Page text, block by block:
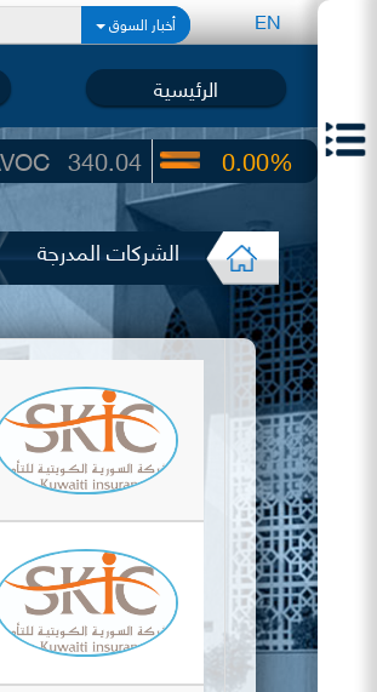
EN أخبار السوق
الرئيسية
22.65
UIC
0.00%
الشركات المدرجة